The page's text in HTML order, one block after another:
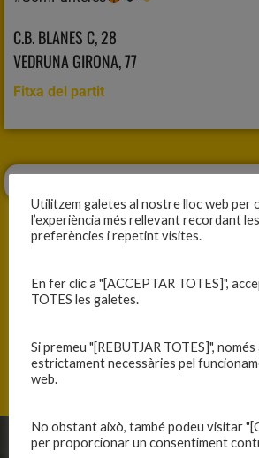
C.B. BLANES C, 28
VEDRUNA GIRONA, 77
Fitxa del partit
ANTERIOR
Utilitzem galetes al nostre lloc web per
l’experiència més rellevant recordant
preferències i repetint visites.
En fer clic a "[ACCEPTAR TOTES]",
TOTES les galetes.
Si premeu "[REBUTJAR TOTES]",
estrictament necessàries pel
web.
No obstant això, també podeu visitar
per proporcionar un consentiment